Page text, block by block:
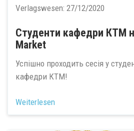
Verlagswesen: 27/12/2020
Студенти кафедри КТМ
Market
Успішно проходить сесія у
кафедри КТМ!
Weiterlesen